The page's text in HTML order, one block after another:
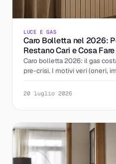
LUCE E GAS
Caro Bolletta nel 2026:
Restano Cari e Cosa
Caro bolletta 2026: il gas
pre-crisi. I motivi veri (oneri,
concrete per pagare meno.
20 luglio 2026